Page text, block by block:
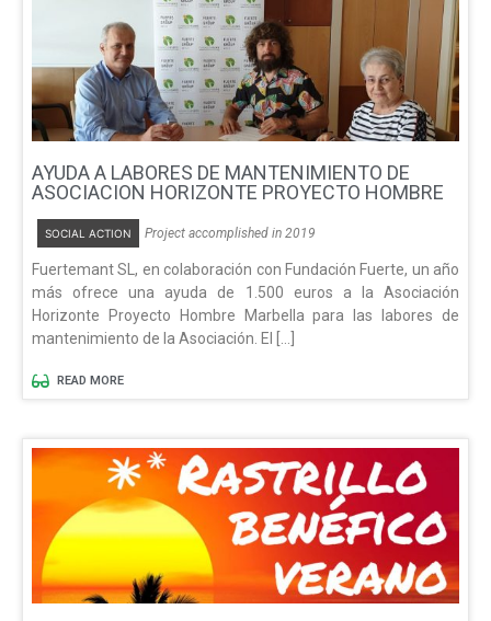
AYUDA A LABORES DE MANTENIMIENTO DE
ASOCIACION HORIZONTE PROYECTO HOMBRE
SOCIAL ACTION Project accomplished in 2019
Fuertemant SL, en colaboración con Fundación Fuerte, un año
más ofrece una ayuda de 1.500 euros a la Asociación
Horizonte Proyecto Hombre Marbella para las labores de
mantenimiento de la Asociación. El […]
READ MORE